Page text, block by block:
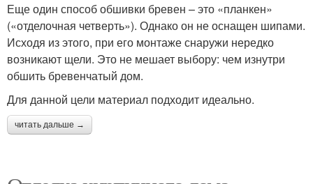
Еще один способ обшивки бревен – это «планкен»
(«отделочная четверть»). Однако он не оснащен шипами.
Исходя из этого, при его монтаже снаружи нередко
возникают щели. Это не мешает выбору: чем изнутри
обшить бревенчатый дом.
Для данной цели материал подходит идеально.
читать дальше →